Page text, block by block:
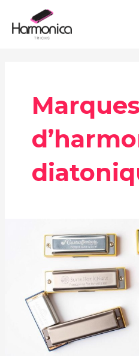
contenu
Marques
meilleures
d’harmonicas
diatoniques
débutants